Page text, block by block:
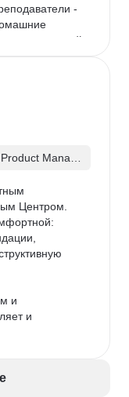
-
а итоговый
перелетов
Manag
Центром.
и
и